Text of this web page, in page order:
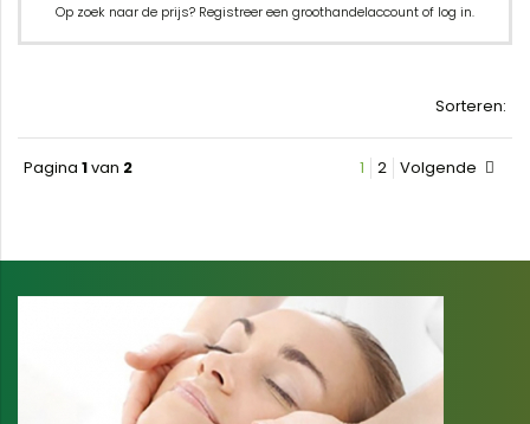
Op zoek naar de prijs? Registreer een groothandelaccount of log in.
Sorteren:
Pagina 1van 2 1 2 Volgende